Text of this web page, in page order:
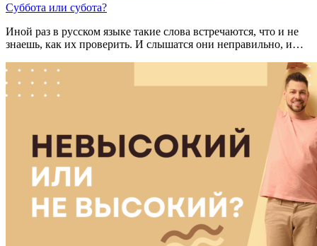
Суббота или субота?
Иной раз в русском языке такие слова встречаются, что и не
знаешь, как их проверить. И слышатся они неправильно, и…